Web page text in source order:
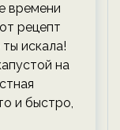
времени
рецепт
искала!
на
и быстро,